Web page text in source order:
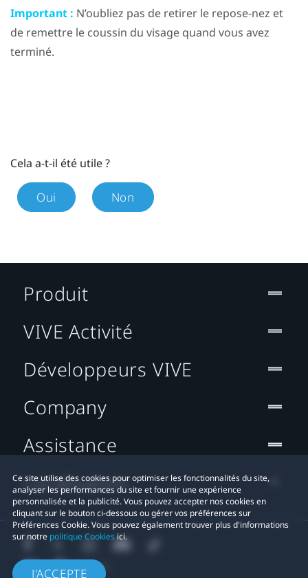
Important : N’oubliez pas de retirer le repose-nez et
de remettre le coussin du visage quand vous avez
terminé.
Cela a-t-il été utile ?
Oui Non
Ce site utilise des cookies pour optimiser les fonctionnalités du site,
analyser les performances du site et fournir une expérience
personnalisée et la publicité. Vous pouvez accepter nos cookies en
cliquant sur le bouton ci-dessous ou gérer vos préférences sur
Préférences Cookie. Vous pouvez également trouver plus d'informations
sur notre politique Cookiesici.
J'ACCEPTE
Produit
VIVE Activité
Développeurs VIVE
Company
Assistance
Localisation